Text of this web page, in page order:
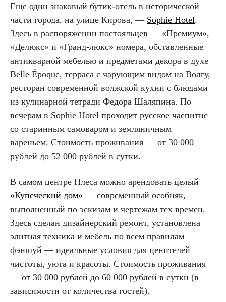
Еще один знаковый бутик-отель в исторической
части города, на улице Кирова, — Sophie Hotel.
Здесь в распоряжении постояльцев — «Премиум»,
«Делюкс» и «Гранд-люкс» номера, обставленные
антикварной мебелью и предметами декора в духе
Belle Époque, терраса с чарующим видом на Волгу,
ресторан современной волжской кухни с блюдами
из кулинарной тетради Федора Шаляпина. По
вечерам в Sophie Hotel проходит русское чаепитие
со старинным самоваром и земляничным
вареньем. Стоимость проживания — от 30 000
рублей до 52 000 рублей в сутки.
В самом центре Плеса можно арендовать целый
«Купеческий дом» — современный особняк,
выполненный по эскизам и чертежам тех времен.
Здесь сделан дизайнерский ремонт, установлена
элитная техника и мебель по всем правилам
фэншуй — идеальные условия для ценителей
чистоты, уюта и красоты. Стоимость проживания
— от 30 000 рублей до 60 000 рублей в сутки (в
зависимости от количества гостей).